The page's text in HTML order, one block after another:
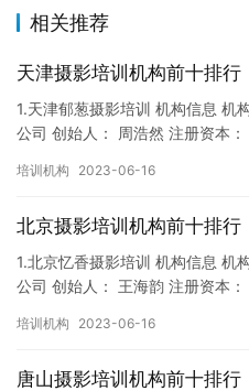
相关推荐
天津摄影培训机构前十排行
1.天津郁葱摄影培训 机构信息 机
公司 创始人： 周浩然 注册资本
培训机构 2023-06-16
北京摄影培训机构前十排行
1.北京忆香摄影培训 机构信息 机
公司 创始人： 王海韵 注册资本
培训机构 2023-06-16
唐山摄影培训机构前十排行